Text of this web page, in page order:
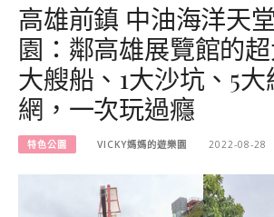
高雄前鎮 中油海洋天
園：鄰高雄展覽館的
大艘船、1大沙坑、5
網，一次玩過癮
特色公園 VICKY媽媽的遊樂園 2022-08-28